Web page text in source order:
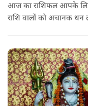
आज का राशिफल आपके
राशि वालों को अचानक
सकता है.